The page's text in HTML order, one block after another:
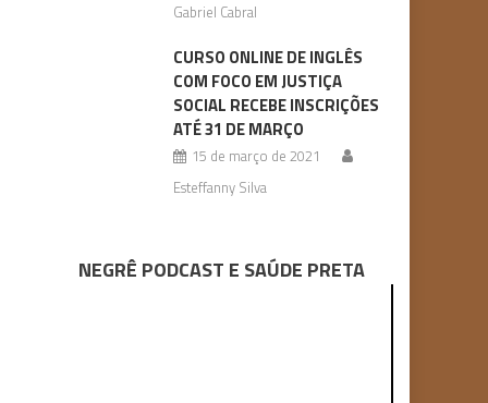
Gabriel Cabral
CURSO ONLINE DE INGLÊS
COM FOCO EM JUSTIÇA
SOCIAL RECEBE INSCRIÇÕES
ATÉ 31 DE MARÇO
15 de março de 2021
Esteffanny Silva
NEGRÊ PODCAST E SAÚDE PRETA